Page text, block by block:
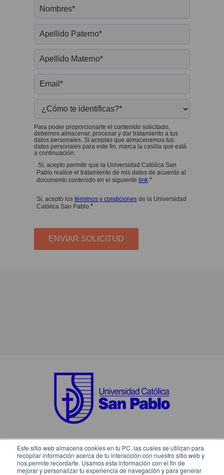
Este sitio web almacena cookies en tu PC, las cuales se utilizan para
recopilar información acerca de tu interacción con nuestro sitio web y
nos permite recordarte. Usamos esta información con el fin de
mejorar y personalizar tu experiencia de navegación y para generar
Para poder proporcionarte el contenido solicitado,
debemos almacenar, procesar y dar tratamiento a tus
datos personales. Si aceptas que almacenemos tus
datos personales para este fin, marca la casilla que está
a continuación.
Sí, acepto permitir que la Universidad Católica San
Pablo realice el tratamiento de mis datos de acuerdo al
documento contenido en el siguiente link.*
Sí, acepto los términos y condicionesde la Universidad
Católica San Pablo. *
SÍGUENOS EN: